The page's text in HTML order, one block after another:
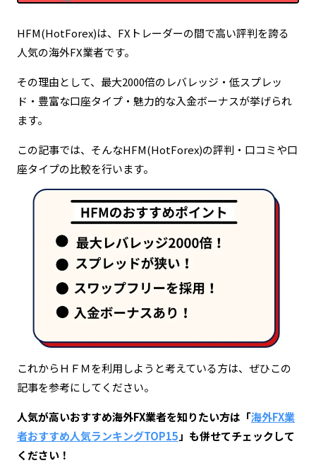
HFM(HotForex)は、FXトレーダーの間で高い評判を誇る
人気の海外FX業者です。
その理由として、最大2000倍のレバレッジ・低スプレッ
ド・豊富な口座タイプ・魅力的な入金ボーナスが挙げられ
ます。
この記事では、そんなHFM(HotForex)の評判・口コミや口
座タイプの比較を行います。
これからＨＦＭを利用しようと考えている方は、ぜひこの
記事を参考にしてください。
人気が高いおすすめ海外FX業者を知りたい方は「海外FX業
者おすすめ人気ランキングTOP15 」も併せてチェックして
ください！